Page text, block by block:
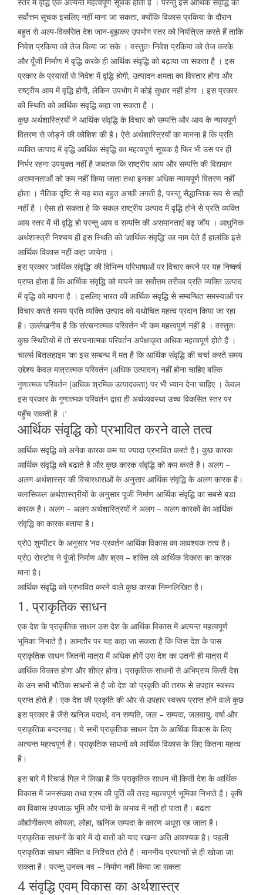
सर्वोत्तम सूचक इसलिए नहीं माना जा सकता, क्योंकि विकास प्रकिया के दौरान
बहुत से अल्प-विकसित देश जान-बूझकर उपभोग स्तर को नियंत्रित करते हैं ताकि
निवेश प्रकिया को तेज किया जा सके । वस्तुतः निवेश प्रकिया को तेज करके
और पूँजी निर्माण में वृद्धि करके ही आर्थिक संवृद्धि को बढ़ाया जा सकता है । इस
प्रकार के प्रयासों से निवेश में वृद्धि होगी, उत्पादन क्षमता का विस्तार होगा और
राष्ट्रीय आय में वृद्धि होगी, लेकिन उपभोग में कोई सुधार नहीं होगा । इस प्रकार
की स्थिति को आर्थिक संवृद्धि कहा जा सकता है ।
कुछ अर्थशास्त्रियों ने आर्थिक संवृद्धि के विचार को सम्पत्ति और आय के न्यायपूर्ण
वितरण से जोड़ने की कोशिश की है। ऐसे अर्थशास्त्रियों का मानना है कि प्रति
व्यक्ति उत्पाद में वृद्धि आर्थिक संवृद्धि का महत्वपूर्ण सूचक है फिर भी उस पर ही
निर्भर रहना उपयुक्त नहीं है जबतक कि राष्ट्रीय आय और सम्पत्ति की विद्यमान
असमानताओं को कम नहीं किया जाता तथा इनका अधिक न्यायपूर्ण वितरण नहीं
होता । नैतिक दृष्टि से यह बात बहुत अच्छी लगती है, परन्तु सैद्धान्तिक रूप से सही
नहीं है । ऐसा हो सकता हे कि सकल राष्ट्रीय उत्पाद में वृद्धि होने से प्रति व्यक्ति
आय स्तर में भी वृद्धि हो परन्तु आय व सम्पत्ति की असमानताएं बढ़ जाँय । आधुनिक
अर्थशास्त्री निश्चय ही इस स्थिति को ‘आर्थिक संवृद्धि’ का नाम देते हैं हालांकि इसे
आर्थिक विकास नहीं कहा जायेगा ।
इस प्रकार ‘आर्थिक संवृद्धि’ की विभिन्न परिभाषाओं पर विचार करने पर यह निष्कर्ष
प्राप्त होता है कि आर्थिक संवृद्धि को मापने का सर्वोत्तम तरीका प्रति व्यक्ति उत्पाद
में वृद्धि को मापना है । इसलिए भारत की आर्थिक संवृद्धि से सम्बन्धित समस्याओं पर
विचार करते समय प्रति व्यक्ति उत्पाद को यथोचित महत्व प्रदान किया जा रहा
है। उल्लेखनीय है कि संरचनात्मक परिवर्तन भी कम महत्वपूर्ण नहीं है । वस्तुतः
कुछ स्थितियों में तो संरचनात्मक परिवर्तन अपेक्षाकृत अधिक महत्वपूर्ण होते हैं ।
चार्ल्स बितलहाइम ‘का इस सम्बन्ध में मत है कि आर्थिक संवृद्धि की चर्चा करते समय
उद्देश्य केवल मात्रात्मक परिवर्तन (अधिक उत्पादन) नहीं होना चाहिए बल्कि
गुणात्मक परिवर्तन (अधिक श्रमिक उत्पादकता) पर भी ध्यान देना चाहिए । केवल
इस प्रकार के गुणात्मक परिवर्तन द्वारा ही अर्थव्यवस्था उच्च विकसित स्तर पर
पहुँच सकती है ।’
आर्थिक संवृद्धि को प्रभावित करने वाले तत्व
आर्थिक संवृद्धि को अनेक कारक कम या ज्यादा प्रभावित करते है। कुछ कारक
आर्थिक संवृद्धि को बढाते है और कुछ कारक संवृद्धि को कम करते है। अलग –
अलग अर्थशास्त्र की विचारधाराओं के अनुसार आर्थिक संवृद्धि के अलग कारक है।
क्लासिकल अर्थशास्त्रीयों के अनुसार पूजीं निर्माण आर्थिक संवृद्धि का सबसे बडा
कारक है। अलग – अलग अर्थशास्त्रियों ने अलग – अलग कारकों केा आर्थिक
संवृद्धि का कारक बताया है।
प्रो0 शुम्पीटर के अनुसार ‘नव-प्रवर्तन आर्थिक विकास का आवश्यक तत्व है।
प्रो0 रोस्टोव ने पूंजी निर्माण और श्रम – शक्ति को आर्थिक विकास का कारक
माना है।
आर्थिक संवृद्धि को प्रभावित करने वाले कुछ कारक निम्नलिखित है।
1. प्राकृतिक साधन
एक देश के प्राकृतिक साधन उस देश के आर्थिक विकास में अत्यन्त महत्वपूर्ण
भूमिका निभाते है। आमतौर पर यह कहा जा सकता है कि जिस देश के पास
प्राकृतिक साधन जितनी मात्रा में अधिक होगें उस देश का उतनी ही मात्रा में
आर्थिक विकास होगा और शीघ्र होगा। प्राकृतिक साधनों से अभिप्राय किसी देश
के उन सभी भौतिक साधनों से है जो देश को प्रकृति की तरफ से उपहार स्वरूप
प्राप्त होते है। एक देश की प्रकृति की ओर से उपहार स्वरूप प्राप्त होने वाले कुछ
इस प्रकार है जैसे खनिज पदार्थ, वन सम्पति, जल – सम्पदा, जलवायु, वर्षा और
प्राकृतिक बन्दरगाह। ये सभी प्राकृतिक साधन देश के आर्थिक विकास के लिए
अत्यन्त महत्वपूर्ण है। प्राकृतिक साधनों को आर्थिक विकास के लिए कितना महत्व
है।
इस बारे में रिचार्ड गिल ने लिखा है कि प्राकृतिक साधन भी किसी देश के आर्थिक
विकास में जनसंख्या तथा श्रम की पूर्ति की तरह महत्वपूर्ण भूमिका निभाते है। कृषि
का विकास उपजाऊ भूमि और पानी के अभाव में नही हो पाता है। बढता
औद्योगीकरण कोयला, लोहा, खनिज सम्पदा के कारण अधूरा रह जाता है।
प्राकृतिक साधनों के बारे में दो बातों को याद रखना अति आवश्यक है। पहली
प्राकृतिक साधन सीमित व निश्चित होते है। माननीय प्रयत्नाों से ही खोजा जा
सकता है। परन्तु उनका नव – निर्माण नही किया जा सकता
4 संवृद्धि एवम् विकास का अर्थशास्त्र